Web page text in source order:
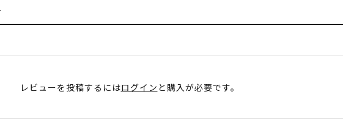
レビューを投稿するにはログイン と購入が必要です。